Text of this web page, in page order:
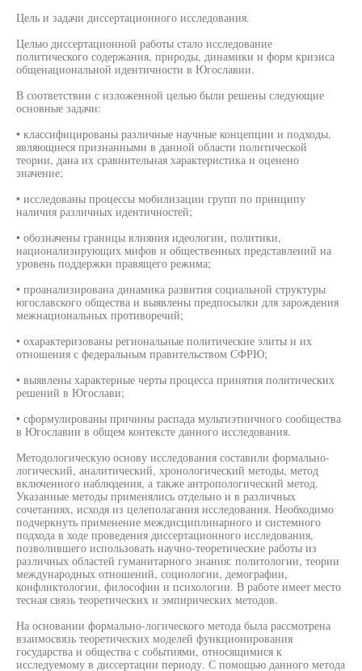
Цель и задачи диссертационного исследования.
Целью диссертационной работы стало исследование
политического содержания, природы, динамики и форм кризиса
общенациональной идентичности в Югославии.
В соответствии с изложенной целью были решены следующие
основные задачи:
• классифицированы различные научные концепции и подходы,
являющиеся признанными в данной области политической
теории, дана их сравнительная характеристика и оценено
значение;
• исследованы процессы мобилизации групп по принципу
наличия различных идентичностей;
• обозначены границы влияния идеологии, политики,
национализирующих мифов и общественных представлений на
уровень поддержки правящего режима;
• проанализирована динамика развития социальной структуры
югославского общества и выявлены предпосылки для зарождения
межнациональных противоречий;
• охарактеризованы региональные политические элиты и их
отношения с федеральным правительством СФРЮ;
• выявлены характерные черты процесса принятия политических
решений в Югослави;
• сформулированы причины распада мультиэтничного сообщества
в Югославии в общем контексте данного исследования.
Методологическую основу исследования составили формально-
логический, аналитический, хронологический методы, метод
включенного наблюдения, а также антропологический метод.
Указанные методы применялись отдельно и в различных
сочетаниях, исходя из целеполагания исследования. Необходимо
подчеркнуть применение междисциплинарного и системного
подхода в ходе проведения диссертационного исследования,
позволившего использовать научно-теоретические работы из
различных областей гуманитарного знания: политологии, теории
международных отношений, социологии, демографии,
конфликтологии, философии и психологии. В работе имеет место
тесная связь теоретических и эмпирических методов.
На основании формально-логического метода была рассмотрена
взаимосвязь теоретических моделей функционирования
государства и общества с событиями, относящимися к
исследуемому в диссертации периоду. С помощью данного метода